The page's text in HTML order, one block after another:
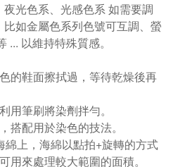
夜光色系、光感色系 如需要調
如金屬色系列色號可互調、螢
... 以維持特殊質感。
的鞋面擦拭過，等待乾燥後再
用筆刷將染劑拌勻。
搭配用於染色的技法。
綿上，海綿以點拍+旋轉的方式
用來處理較大範圍的面積。